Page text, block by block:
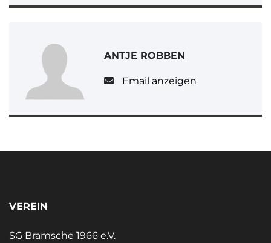
ANTJE ROBBEN
Email anzeigen
VEREIN
SG Bramsche 1966 e.V.